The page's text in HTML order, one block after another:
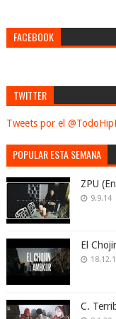
FACEBOOK
TWITTER
Tweets por el
POPULAR ESTA SEMANA
ZPU
9.9.14
El
C.